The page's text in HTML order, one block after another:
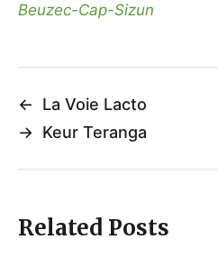
Beuzec-Cap-Sizun
←
La Voie Lacto
→ Keur Teranga
Related Posts